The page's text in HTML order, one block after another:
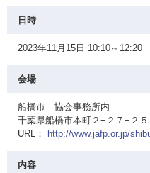
日時
2023年11月15日 10:10～12:20
会場
船橋市 協会事務所内
千葉県船橋市本町２−２７−２
URL：
http://www.jafp.or.jp/
内容